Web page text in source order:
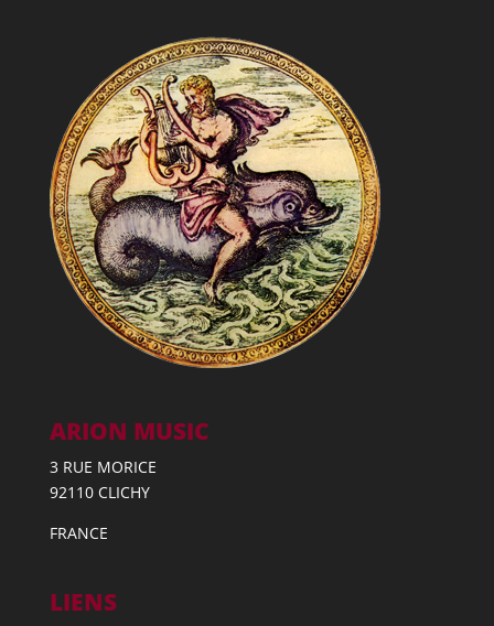
ARION MUSIC
3 RUE MORICE
92110 CLICHY
FRANCE
LIENS